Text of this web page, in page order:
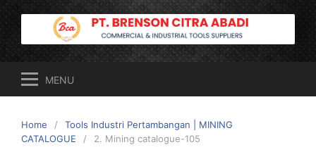
to
content
MENU
Home
Tools Industri Pertambangan | MINING
CATALOGUE
2. Mining catalogue-105